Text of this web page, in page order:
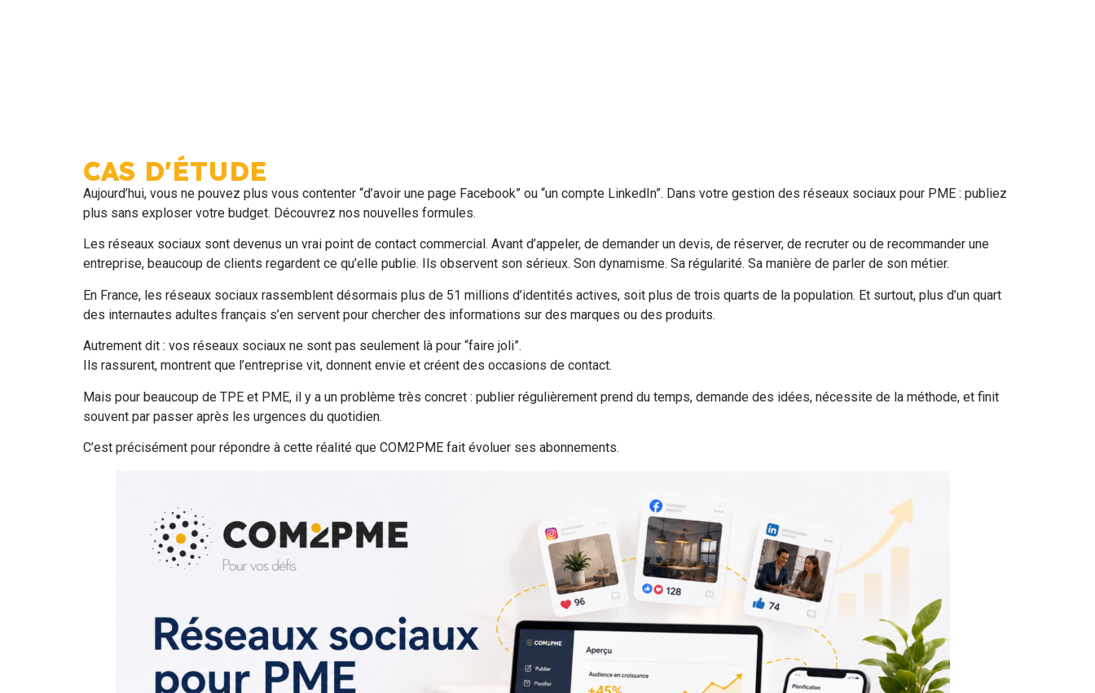
CAS D'ÉTUDE
Aujourd’hui, vous ne pouvez plus vous contenter “d’avoir une page Facebook” ou “un compte LinkedIn”. Dans votre gestion des réseaux sociaux pour PME : publiez
plus sans exploser votre budget. Découvrez nos nouvelles formules.
Les réseaux sociaux sont devenus un vrai point de contact commercial. Avant d’appeler, de demander un devis, de réserver, de recruter ou de recommander une
entreprise, beaucoup de clients regardent ce qu’elle publie. Ils observent son sérieux. Son dynamisme. Sa régularité. Sa manière de parler de son métier.
En France, les réseaux sociaux rassemblent désormais plus de 51 millions d’identités actives, soit plus de trois quarts de la population. Et surtout, plus d’un quart
des internautes adultes français s’en servent pour chercher des informations sur des marques ou des produits.
Autrement dit : vos réseaux sociaux ne sont pas seulement là pour “faire joli”.
Ils rassurent, montrent que l’entreprise vit, donnent envie et créent des occasions de contact.
Mais pour beaucoup de TPE et PME, il y a un problème très concret : publier régulièrement prend du temps, demande des idées, nécessite de la méthode, et finit
souvent par passer après les urgences du quotidien.
C’est précisément pour répondre à cette réalité que COM2PME fait évoluer ses abonnements.